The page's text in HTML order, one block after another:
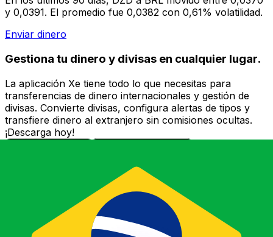
y 0,0391. El promedio fue 0,0382 con 0,61% volatilidad.
Enviar dinero
Gestiona tu dinero y divisas en cualquier lugar.
La aplicación Xe tiene todo lo que necesitas para
transferencias de dinero internacionales y gestión de
divisas. Convierte divisas, configura alertas de tipos y
transfiere dinero al extranjero sin comisiones ocultas.
¡Descarga hoy!